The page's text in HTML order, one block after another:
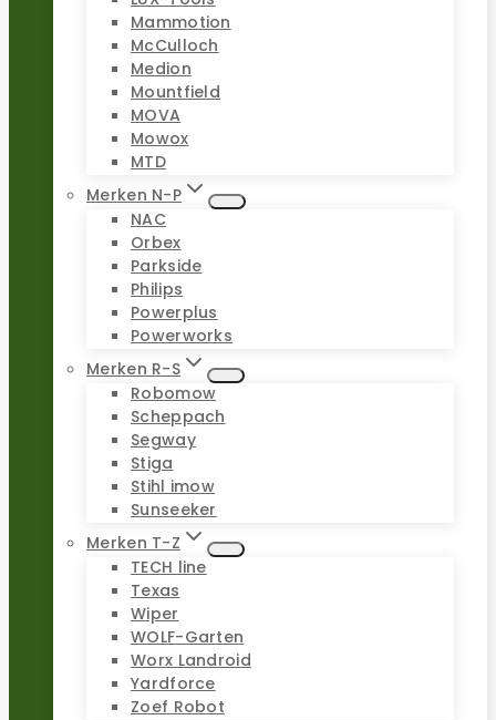
Mammotion
McCulloch
Medion
Mountfield
MOVA
Mowox
MTD
Merken N-P
NAC
Orbex
Parkside
Philips
Powerplus
Powerworks
Merken R-S
Robomow
Scheppach
Segway
Stiga
Stihl imow
Sunseeker
Merken T-Z
TECH line
Texas
Wiper
WOLF-Garten
Worx Landroid
Yardforce
Zoef Robot